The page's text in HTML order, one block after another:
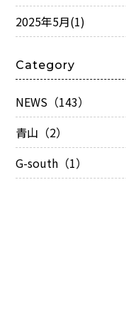
2025年5月(1)
Category
NEWS（143）
青山（2）
G-south（1）